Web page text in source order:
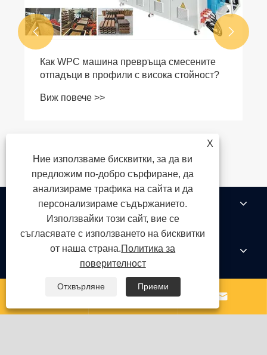
Как WPC машина превръща смесените
отпадъци в профили с висока стойност?
Виж повече >>
 
За нас
Продукти
 
X
Ние използваме бисквитки, за да ви
предложим по-добро сърфиране, да
анализираме трафика на сайта и да
персонализираме съдържанието.
Използвайки този сайт, вие се
съгласявате с използването на бисквитки
от наша страна.Политика за
поверителност
Отхвърляне Приеми